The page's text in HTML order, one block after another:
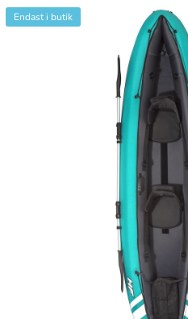
Endast i butik